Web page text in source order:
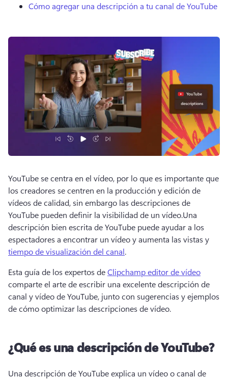
Cómo agregar una descripción a tu canal de YouTube
YouTube se centra en el vídeo, por lo que es importante que
los creadores se centren en la producción y edición de
vídeos de calidad, sin embargo las descripciones de
YouTube pueden definir la visibilidad de un vídeo.Una
descripción bien escrita de YouTube puede ayudar a los
espectadores a encontrar un vídeo y aumenta las vistas y
tiempo de visualización del canal.
Esta guía de los expertos de Clipchamp editor de vídeo
comparte el arte de escribir una excelente descripción de
canal y vídeo de YouTube, junto con sugerencias y ejemplos
de cómo optimizar las descripciones de vídeo.
¿Qué es una descripción de YouTube?
Una descripción de YouTube explica un vídeo o canal de